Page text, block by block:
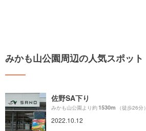
みかも山公園周辺の人気スポット
佐野SA下り
みかも山公園より約1530m （徒歩26分）
2022.10.12